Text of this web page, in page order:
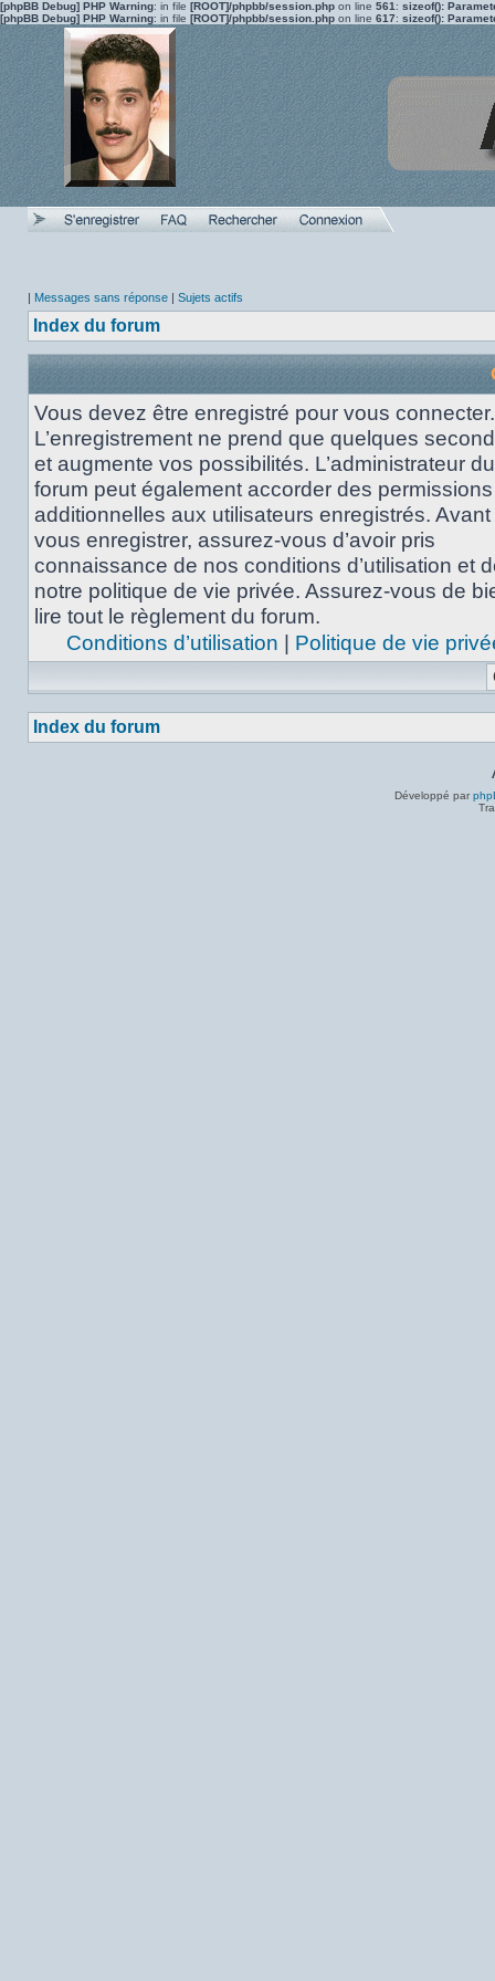
[phpBB Debug] PHP Warning: in file [ROOT]/phpbb/session.php on line 561 : sizeof():
[phpBB Debug] PHP Warning: in file [ROOT]/phpbb/session.php on line 617: sizeof():
| Messages sans réponse | Sujets actifs
Index du forum
Vous devez être enregistré pour vous connecter.
L’enregistrement ne prend que quelques
et augmente vos possibilités. L’administrateur du
forum peut également accorder des permissions
additionnelles aux utilisateurs enregistrés.
vous enregistrer, assurez-vous d’avoir pris
connaissance de nos conditions d’utilisation et
notre politique de vie privée. Assurez-vous de
lire tout le règlement du forum.
Conditions d’utilisation | Politique de vie
Index du forum
Développé par